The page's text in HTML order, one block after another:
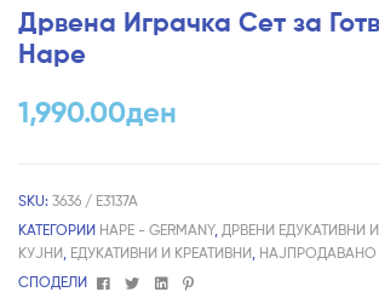
Дрвена Играчка Сет за
Hape
1,990.00ден
SKU: 3636 / E3137A
КАТЕГОРИИ HAPE - GERMANY, ДРВЕНИ ЕДУКАТИВНИ
КУЈНИ ЕДУКАТИВНИ И КРЕАТИВНИ НАЈПРОДАВАНО
СПОДЕЛИ
FacebookTwitterLinkedin
Pinterest